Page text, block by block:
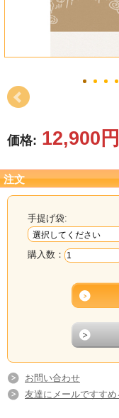
プレゼント
長寿のお祝い
その他
価格: 12,900円
注文
手提げ袋:
購入数：
お問い合わせ
友達にメールですすめ